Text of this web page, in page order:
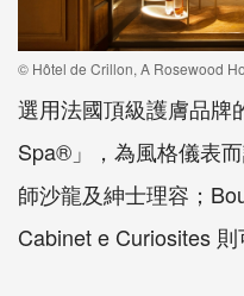
© Hôtel de Crillon, A Rosewood
選用法國頂級護膚品牌
Spa®」，為風格儀表
師沙龍及紳士理容；
Cabinet e Curiosites 則